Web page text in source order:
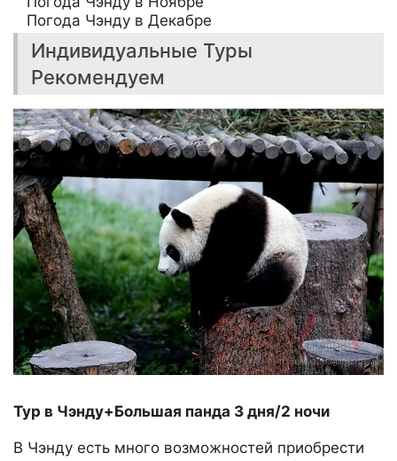
Погода Чэнду в Декабре
Индивидуальные Туры
Рекомендуем
Тур в Чэнду+Большая панда 3 дня/2 ночи
В Чэнду есть много возможностей приобрести